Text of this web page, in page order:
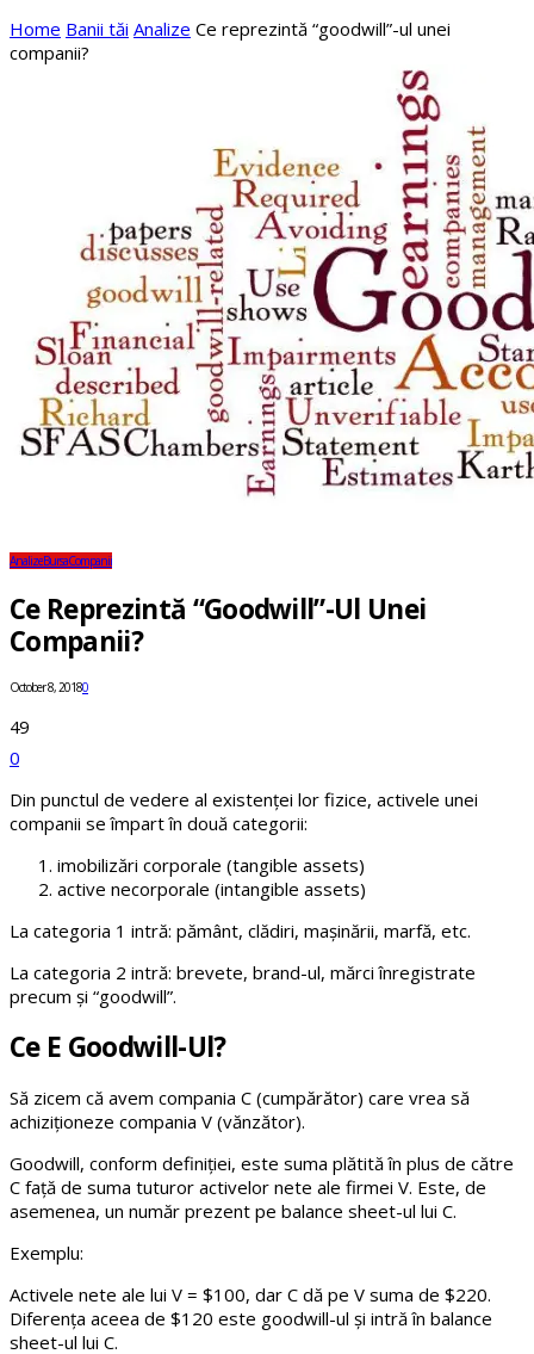
Home Banii tăi Analize Ce reprezintă “goodwill”-ul unei
companii?
AnalizeBursaCompanii
Ce Reprezintă “goodwill”-Ul Unei
Companii?
October 8, 20180
49
0
Din punctul de vedere al existenței lor fizice, activele unei
companii se împart în două categorii:
imobilizări corporale (tangible assets)
active necorporale (intangible assets)
La categoria 1 intră: pământ, clădiri, mașinării, marfă, etc.
La categoria 2 intră: brevete, brand-ul, mărci înregistrate
precum și “goodwill”.
Ce E Goodwill-Ul?
Să zicem că avem compania C (cumpărător) care vrea să
achiziționeze compania V (vănzător).
Goodwill, conform definiției, este suma plătită în plus de către
C față de suma tuturor activelor nete ale firmei V. Este, de
asemenea, un număr prezent pe balance sheet-ul lui C.
Exemplu:
Activele nete ale lui V = $100, dar C dă pe V suma de $220.
Diferența aceea de $120 este goodwill-ul și intră în balance
sheet-ul lui C.